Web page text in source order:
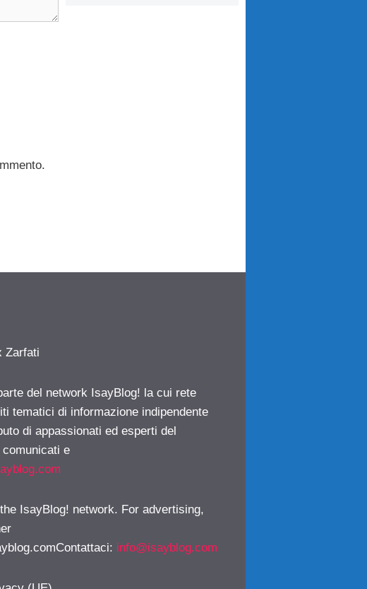
Zarfati
del network IsayBlog! la cui rete
tematici di informazione indipendente
di appassionati ed esperti del
e
IsayBlog! network. For advertising,
: info@isayblog.com